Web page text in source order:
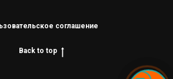
соглашение
Back to top